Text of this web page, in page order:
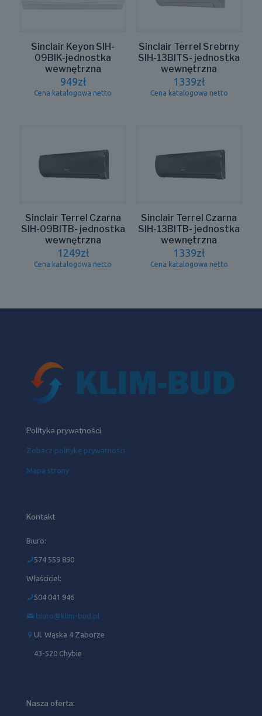
Sinclair Keyon SIH-
09BIK-jednostka
wewnętrzna
949zł
Cena katalogowa netto
Sinclair Terrel Srebrny
SIH-13BITS- jednostka
wewnętrzna
1339zł
Cena katalogowa netto
Sinclair Terrel Czarna
SIH-09BITB- jednostka
wewnętrzna
1249zł
Cena katalogowa netto
Sinclair Terrel Czarna
SIH-13BITB- jednostka
wewnętrzna
1339zł
Cena katalogowa netto
Polityka prywatności
Zobacz politykę prywatności
Mapa strony
Kontakt
Biuro:
574 559 890
Właściciel:
504 041 946‬
biuro@klim-bud.pl
Ul. Wąska 4 Zaborze
43-520 Chybie
Nasza oferta: